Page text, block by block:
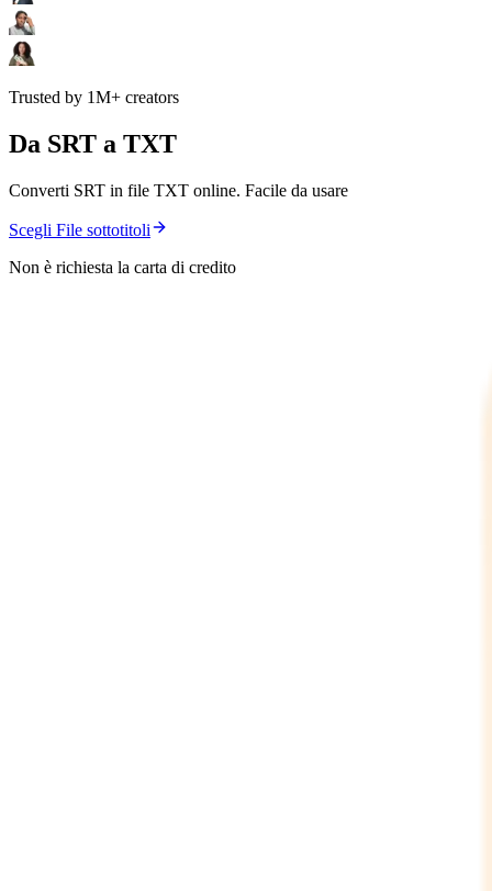
Trusted by 1M+ creators
Da SRT a TXT
Converti SRT in file TXT online. Facile da usare
Scegli File sottotitoli
Non è richiesta la carta di credito